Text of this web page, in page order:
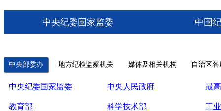
中央纪委国家监委 中国
中央部委办 地方纪检监察机关 媒体及相关机构 自治区
中央纪委国家监委 中央人民政府 最
教育部 科学技术部 工